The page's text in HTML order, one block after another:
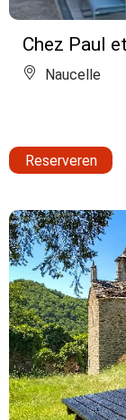
Chez Paul
Naucelle
Reserveren